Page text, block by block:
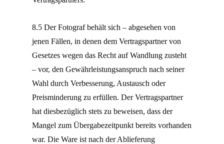
8.5 Der Fotograf behält sich – abgesehen von
jenen Fällen, in denen dem Vertragspartner von
Gesetzes wegen das Recht auf Wandlung zusteht
– vor, den Gewährleistungsanspruch nach seiner
Wahl durch Verbesserung, Austausch oder
Preisminderung zu erfüllen. Der Vertragspartner
hat diesbezüglich stets zu beweisen, dass der
Mangel zum Übergabezeitpunkt bereits vorhanden
war. Die Ware ist nach der Ablieferung